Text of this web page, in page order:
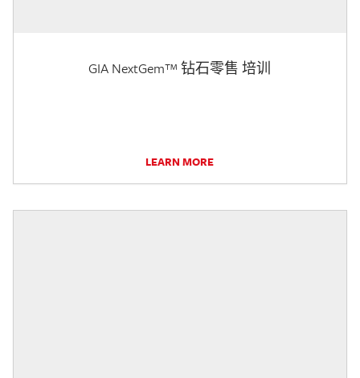
GIA NextGem™ 钻石零售 培训
LEARN MORE